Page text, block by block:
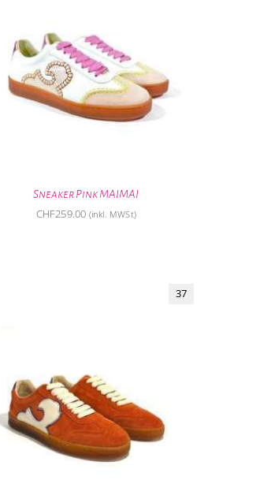
Sneaker Pink MAIMAI
CHF259.00 (inkl. MWSt)
37